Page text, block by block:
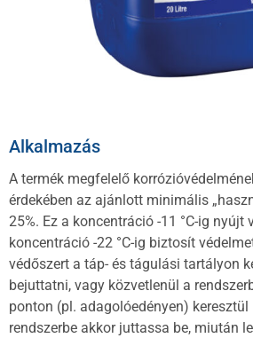
Alkalmazás
A termék megfelelő
érdekében az ajánlott minimális
25%. Ez a koncentráció -11 °C-ig nyújt
koncentráció -22 °C-ig biztosít
védőszert a táp- és tágulási tartályon
bejuttatni, vagy közvetlenül a
ponton (pl. adagolóedényen)
rendszerbe akkor juttassa be, miután